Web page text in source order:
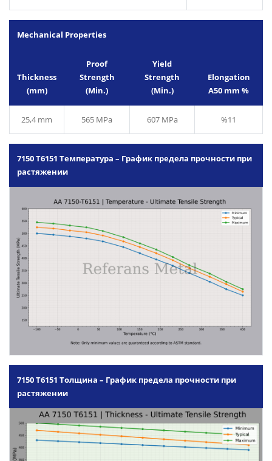
Mechanical Properties
Thickness
(mm)
Proof
Strength
(Min.)
Yield
Strength
(Min.)
Elongation
A50 mm %
25,4 mm 565 MPa 607 MPa %11
7150 T6151 Температура – График предела прочности при
растяжении
7150 T6151 Толщина – График предела прочности при
растяжении